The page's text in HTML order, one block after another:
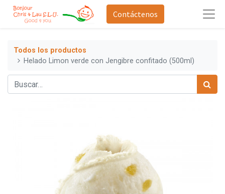
Contáctenos
Todos los productos
Helado Limon verde con Jengibre confitado (500ml)